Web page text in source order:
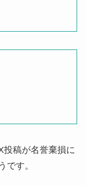
投稿が名誉棄損に
です。